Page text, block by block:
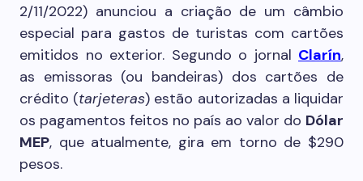
2/11/2022) anunciou a criação de um câmbio
especial para gastos de turistas com cartões
emitidos no exterior. Segundo o jornal Clarín,
as emissoras (ou bandeiras) dos cartões de
crédito (tarjeteras) estão autorizadas a liquidar
os pagamentos feitos no país ao valor do Dólar
MEP, que atualmente, gira em torno de $290
pesos.